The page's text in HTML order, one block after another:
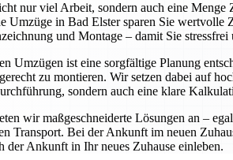
nur viel Arbeit, sondern auch eine
Umzüge in Bad Elster sparen Sie wertvolle
und Montage – damit Sie stressfrei
Umzügen ist eine sorgfältige Planung
zu montieren. Wir setzen dabei auf
sondern auch eine klare
wir maßgeschneiderte Lösungen an –
Transport. Bei der Ankunft im neuen
der Ankunft in Ihr neues Zuhause einleben.